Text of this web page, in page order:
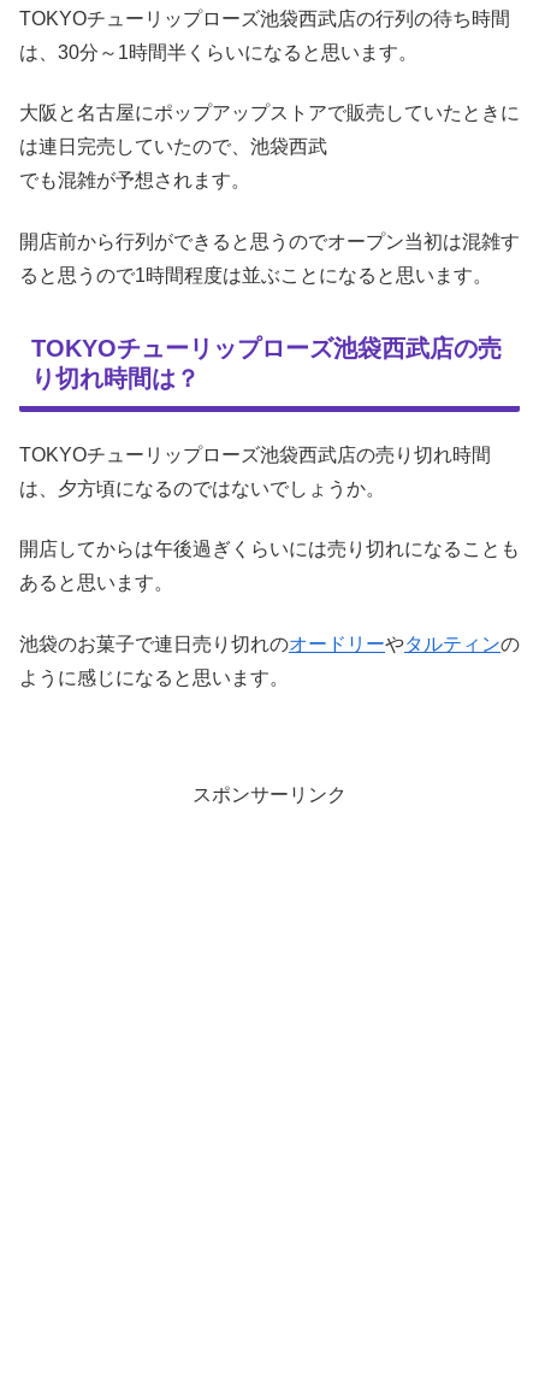
TOKYOチューリップローズ池袋西武店の行列の待ち時間
は、30分～1時間半くらいになると思います。
大阪と名古屋にポップアップストアで販売していたときに
は連日完売していたので、池袋西武
でも混雑が予想されます。
開店前から行列ができると思うのでオープン当初は混雑す
ると思うので1時間程度は並ぶことになると思います。
TOKYOチューリップローズ池袋西武店の売
り切れ時間は？
TOKYOチューリップローズ池袋西武店の売り切れ時間
は、夕方頃になるのではないでしょうか。
開店してからは午後過ぎくらいには売り切れになることも
あると思います。
池袋のお菓子で連日売り切れのオードリーやタルティンの
ように感じになると思います。
スポンサーリンク